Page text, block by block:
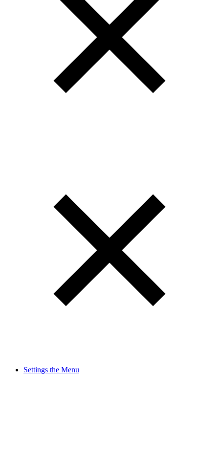
Settings the Menu